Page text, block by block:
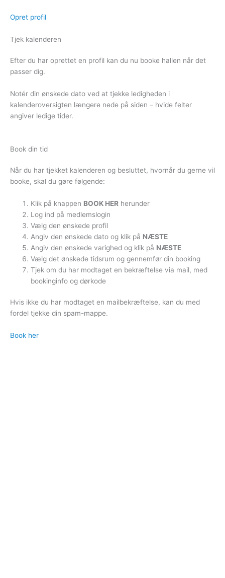
Opret profil
Tjek kalenderen
Efter du har oprettet en profil kan du nu booke hallen når det
passer dig.
Notér din ønskede dato ved at tjekke ledigheden i
kalenderoversigten længere nede på siden – hvide felter
angiver ledige tider.
Book din tid
Når du har tjekket kalenderen og besluttet, hvornår du gerne vil
booke, skal du gøre følgende:
Klik på knappen BOOK HER herunder
Log ind på medlemslogin
Vælg den ønskede profil
Angiv den ønskede dato og klik på NÆSTE
Angiv den ønskede varighed og klik på NÆSTE
Vælg det ønskede tidsrum og gennemfør din booking
Tjek om du har modtaget en bekræftelse via mail, med
bookinginfo og dørkode
Hvis ikke du har modtaget en mailbekræftelse, kan du med
fordel tjekke din spam-mappe.
Book her